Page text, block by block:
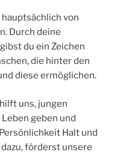
von
Durch deine
du ein Zeichen
die hinter den
diese ermöglichen.
uns, jungen
geben und
Halt und
förderst unsere